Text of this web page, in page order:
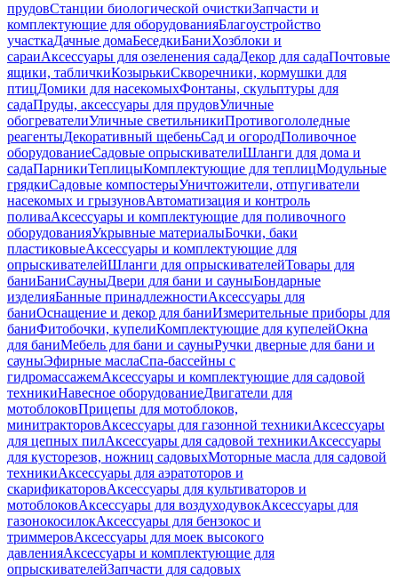
прудовСтанции биологической очисткиЗапчасти и
комплектующие для оборудованияБлагоустройство
участкаДачные домаБеседкиБаниХозблоки и
сараиАксессуары для озеленения садаДекор для садаПочтовые
ящики, табличкиКозырькиСкворечники, кормушки для
птицДомики для насекомыхФонтаны, скульптуры для
садаПруды, аксессуары для прудовУличные
обогревателиУличные светильникиПротивогололедные
реагентыДекоративный щебеньСад и огородПоливочное
оборудованиеСадовые опрыскивателиШланги для дома и
садаПарникиТеплицыКомплектующие для теплицМодульные
грядкиСадовые компостерыУничтожители, отпугиватели
насекомых и грызуновАвтоматизация и контроль
поливаАксессуары и комплектующие для поливочного
оборудованияУкрывные материалыБочки, баки
пластиковыеАксессуары и комплектующие для
опрыскивателейШланги для опрыскивателейТовары для
баниБаниСауныДвери для бани и сауныБондарные
изделияБанные принадлежностиАксессуары для
баниОснащение и декор для баниИзмерительные приборы для
баниФитобочки, купелиКомплектующие для купелейОкна
для баниМебель для бани и сауныРучки дверные для бани и
сауныЭфирные маслаСпа-бассейны с
гидромассажемАксессуары и комплектующие для садовой
техникиНавесное оборудованиеДвигатели для
мотоблоковПрицепы для мотоблоков,
минитракторовАксессуары для газонной техникиАксессуары
для цепных пилАксессуары для садовой техникиАксессуары
для кусторезов, ножниц садовыхМоторные масла для садовой
техникиАксессуары для аэратоторов и
скарификаторовАксессуары для культиваторов и
мотоблоковАксессуары для воздуходувокАксессуары для
газонокосилокАксессуары для бензокос и
триммеровАксессуары для моек высокого
давленияАксессуары и комплектующие для
опрыскивателейЗапчасти для садовых